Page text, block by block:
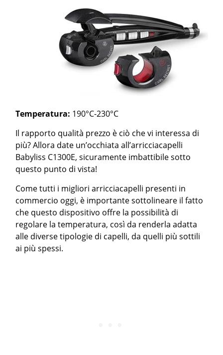
Temperatura: 190°C-230°C
Il rapporto qualità prezzo è ciò che vi interessa di
più? Allora date un’occhiata all’arricciacapelli
Babyliss C1300E, sicuramente imbattibile sotto
questo punto di vista!
Come tutti i migliori arricciacapelli presenti in
commercio oggi, è importante sottolineare il fatto
che questo dispositivo offre la possibilità di
regolare la temperatura, così da renderla adatta
alle diverse tipologie di capelli, da quelli più sottili
ai più spessi.